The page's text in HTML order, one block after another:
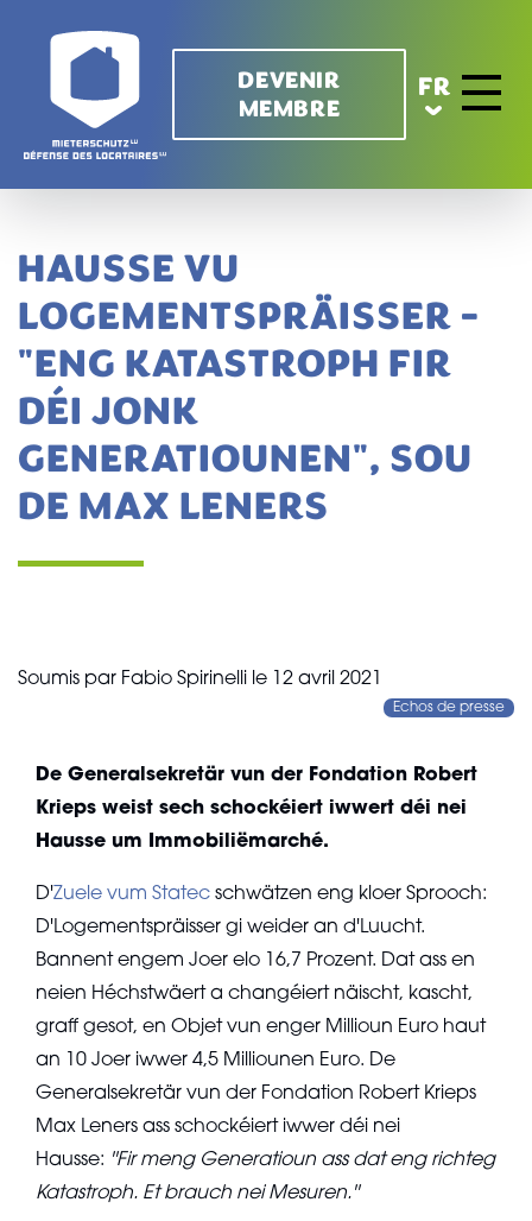
DEVENIR
MEMBRE
FR
Toggle
HAUSSE VU
LOGEMENTSPRÄISSER -
"ENG KATASTROPH FIR
DÉI JONK
GENERATIOUNEN", SOU
DE MAX LENERS
Soumis par Fabio Spirinelli le 12 avril 2021
Echos de presse
De Generalsekretär vun der Fondation Robert
Krieps weist sech schockéiert iwwert déi nei
Hausse um Immobiliëmarché.
D'Zuele vum Statec schwätzen eng kloer Sprooch:
D'Logementspräisser gi weider an d'Luucht.
Bannent engem Joer elo 16,7 Prozent. Dat ass en
neien Héchstwäert a changéiert näischt, kascht,
graff gesot, en Objet vun enger Millioun Euro haut
an 10 Joer iwwer 4,5 Milliounen Euro. De
Generalsekretär vun der Fondation Robert Krieps
Max Leners ass schockéiert iwwer déi nei
Hausse: ''Fir meng Generatioun ass dat eng richteg
Katastroph. Et brauch nei Mesuren.''